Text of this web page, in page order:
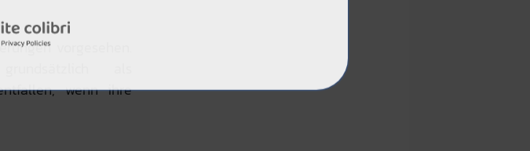
vorgesehen.
als
wenn ihre